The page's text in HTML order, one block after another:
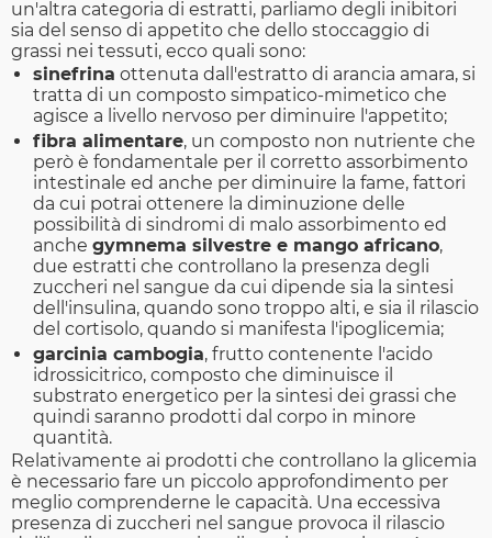
un'altra categoria di estratti, parliamo degli inibitori
sia del senso di appetito che dello stoccaggio di
grassi nei tessuti, ecco quali sono:
sinefrina ottenuta dall'estratto di arancia amara, si
tratta di un composto simpatico-mimetico che
agisce a livello nervoso per diminuire l'appetito;
fibra alimentare, un composto non nutriente che
però è fondamentale per il corretto assorbimento
intestinale ed anche per diminuire la fame, fattori
da cui potrai ottenere la diminuzione delle
possibilità di sindromi di malo assorbimento ed
anche gymnema silvestre e mango africano,
due estratti che controllano la presenza degli
zuccheri nel sangue da cui dipende sia la sintesi
dell'insulina, quando sono troppo alti, e sia il rilascio
del cortisolo, quando si manifesta l'ipoglicemia;
garcinia cambogia, frutto contenente l'acido
idrossicitrico, composto che diminuisce il
substrato energetico per la sintesi dei grassi che
quindi saranno prodotti dal corpo in minore
quantità.
Relativamente ai prodotti che controllano la glicemia
è necessario fare un piccolo approfondimento per
meglio comprenderne le capacità. Una eccessiva
presenza di zuccheri nel sangue provoca il rilascio